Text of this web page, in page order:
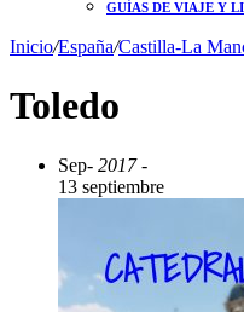
GUÍAS DE VIAJE Y
Inicio/España/Castilla-La
Toledo
Sep- 2017 -
13 septiembre